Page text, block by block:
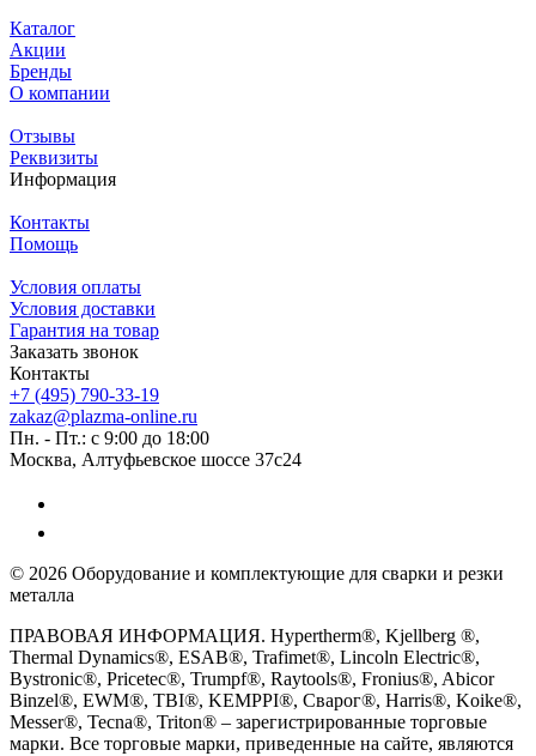
Каталог
Акции
Бренды
О компании
Отзывы
Реквизиты
Информация
Контакты
Помощь
Условия оплаты
Условия доставки
Гарантия на товар
Заказать звонок
Контакты
+7 (495) 790-33-19
zakaz@plazma-online.ru
Пн. - Пт.: с 9:00 до 18:00
Москва, Алтуфьевское шоссе 37с24
© 2026 Оборудование и комплектующие для сварки и резки
металла
ПРАВОВАЯ ИНФОРМАЦИЯ. Hypertherm®, Kjellberg ®,
Thermal Dynamics®, ESAB®, Trafimet®, Lincoln Electric®,
Bystronic®, Pricetec®, Trumpf®, Raytools®, Fronius®, Abicor
Binzel®, EWM®, TBI®, KEMPPI®, Сварог®, Harris®, Koike®,
Messer®, Tecna®, Triton® – зарегистрированные торговые
марки. Все торговые марки, приведенные на сайте, являются